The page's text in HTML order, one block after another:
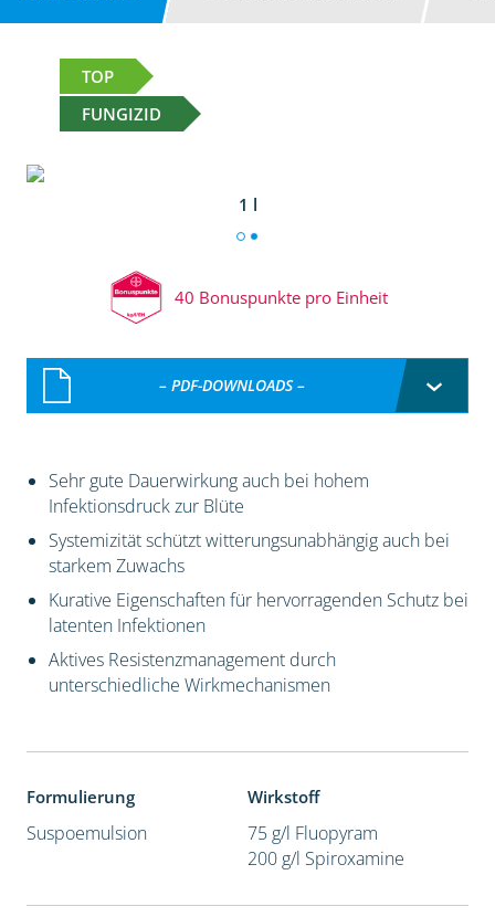
TOP
FUNGIZID
1 l
40 Bonuspunkte pro Einheit
– PDF-DOWNLOADS –
Sehr gute Dauerwirkung auch bei hohem
Infektionsdruck zur Blüte
Systemizität schützt witterungsunabhängig auch bei
starkem Zuwachs
Kurative Eigenschaften für hervorragenden Schutz bei
latenten Infektionen
Aktives Resistenzmanagement durch
unterschiedliche Wirkmechanismen
Formulierung
Suspoemulsion
Wirkstoff
75 g/l Fluopyram
200 g/l Spiroxamine